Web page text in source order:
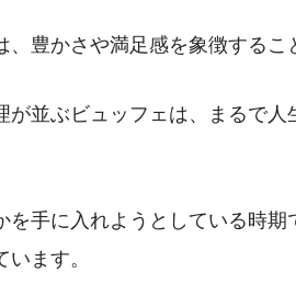
、豊かさや満足感を象徴するこ
が並ぶビュッフェは、まるで
を手に入れようとしている時
ます。